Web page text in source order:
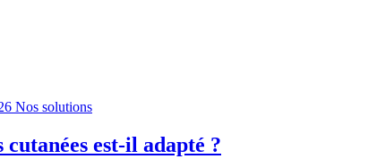
Nos solutions
est-il adapté ?